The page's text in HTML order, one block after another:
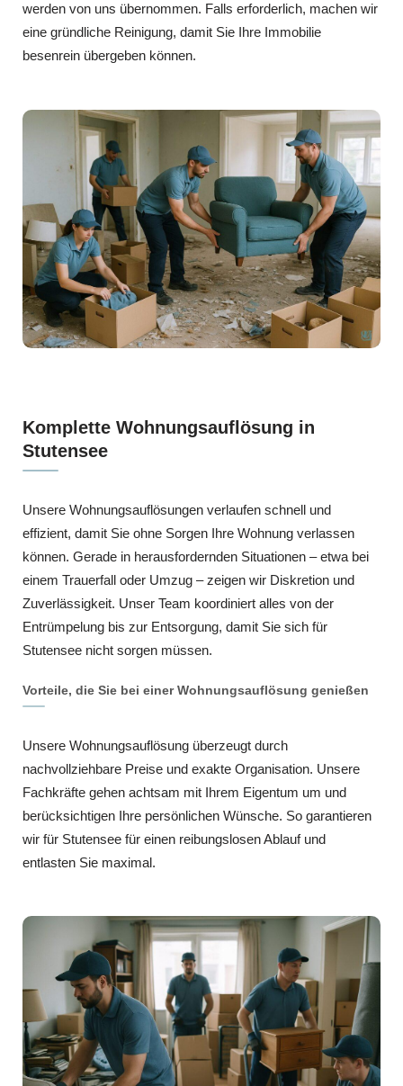
werden von uns übernommen. Falls erforderlich, machen wir
eine gründliche Reinigung, damit Sie Ihre Immobilie
besenrein übergeben können.
Komplette Wohnungsauflösung in
Stutensee
Unsere Wohnungsauflösungen verlaufen schnell und
effizient, damit Sie ohne Sorgen Ihre Wohnung verlassen
können. Gerade in herausfordernden Situationen – etwa bei
einem Trauerfall oder Umzug – zeigen wir Diskretion und
Zuverlässigkeit. Unser Team koordiniert alles von der
Entrümpelung bis zur Entsorgung, damit Sie sich für
Stutensee nicht sorgen müssen.
Vorteile, die Sie bei einer Wohnungsauflösung genießen
Unsere Wohnungsauflösung überzeugt durch
nachvollziehbare Preise und exakte Organisation. Unsere
Fachkräfte gehen achtsam mit Ihrem Eigentum um und
berücksichtigen Ihre persönlichen Wünsche. So garantieren
wir für Stutensee für einen reibungslosen Ablauf und
entlasten Sie maximal.